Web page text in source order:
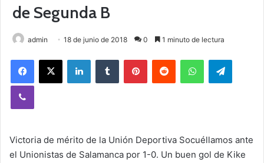
de Segunda B
admin 18 de junio de 2018 0 1 minuto de lectura
Victoria de mérito de la Unión Deportiva Socuéllamos ante
el Unionistas de Salamanca por 1-0. Un buen gol de Kike